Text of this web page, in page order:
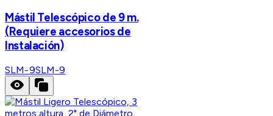
Mástil Telescópico de 9 m.
(Requiere accesorios de
Instalación)
SLM-9SLM-9